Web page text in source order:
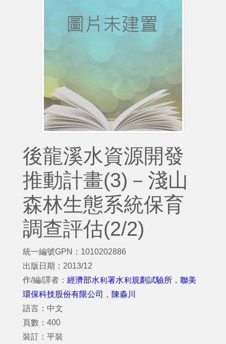
後龍溪水資源開發
推動計畫(3)－淺山
森林生態系統保育
調查評估(2/2)
統一編號GPN：1010202886
出版日期：2013/12
作/編/譯者： 經濟部水利署水利規劃試驗所 ， 聯美
環保科技股份有限公司
， 陳淼川
語言：中文
頁數：400
裝訂：平裝